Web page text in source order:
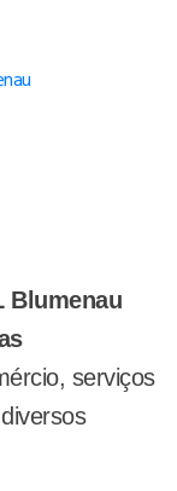
Blumenau
serviços